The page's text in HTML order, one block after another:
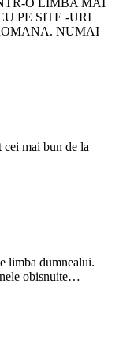
O LIMBA MAI
PE SITE -URI
NUMAI
cei mai bun de la
limba dumnealui.
obisnuite…